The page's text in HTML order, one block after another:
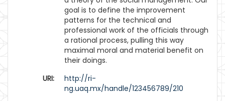
goal is to define the improvement
patterns for the technical and
professional work of the officials through
a rational process, pulling this way
maximal moral and material benefit on
their doings.
URI:
http://ri-
ng.uaq.mx/handle/123456789/210